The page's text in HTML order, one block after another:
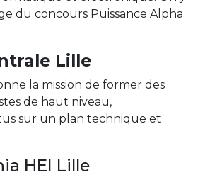
du concours Puissance Alpha
Lille
la mission de former des
de haut niveau,
sur un plan technique et
HEI Lille